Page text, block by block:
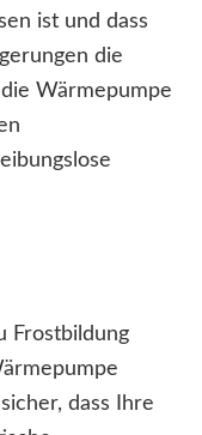
ist und dass
die
Wärmepumpe
Frostbildung
dass Ihre